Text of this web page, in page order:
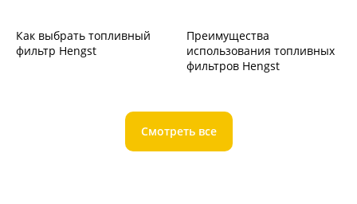
Как выбрать топливный
фильтр Hengst
Преимущества
использования топливных
фильтров Hengst
Смотреть все